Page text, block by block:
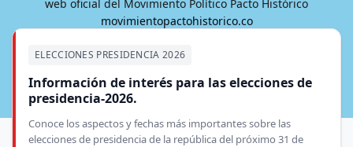
web oficial del Movimiento Político Pacto Histórico
movimientopactohistorico.co
ELECCIONES PRESIDENCIA 2026
Información de interés para las elecciones de
presidencia-2026.
Conoce los aspectos y fechas más importantes sobre las
elecciones de presidencia de la república del próximo 31 de